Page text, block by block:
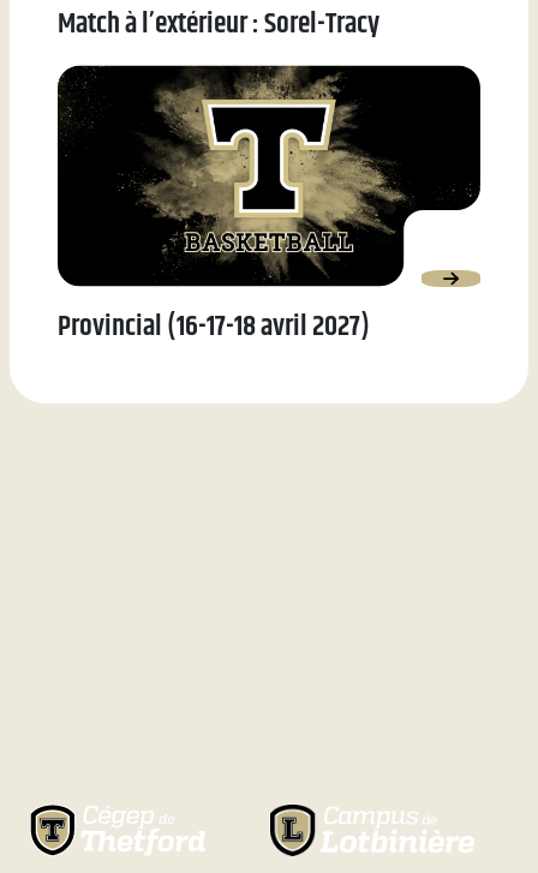
Match à l’extérieur : Sorel-Tracy
Provincial (16-17-18 avril 2027)